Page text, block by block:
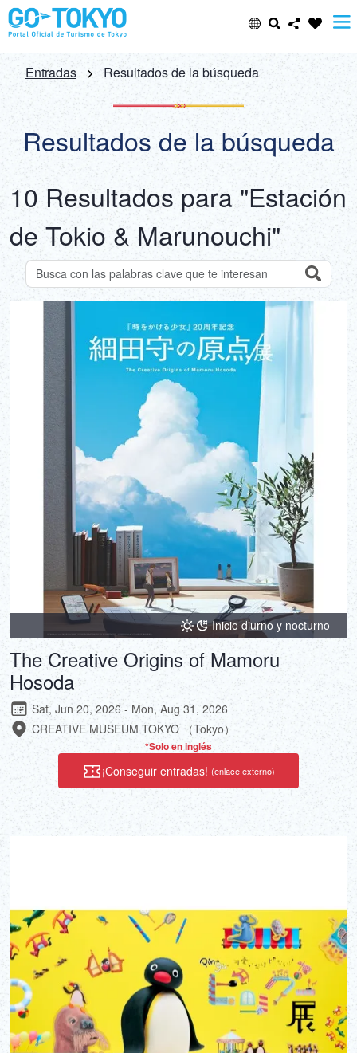
Select Language
日本語
ENGLISH
中文(简体)
中文(繁體/正體)
한글
ภาษาไทย
DEUTSCH
ESPAÑOL
FRANÇAIS
Share this page
Email
Copy URL
Entradas Resultados de la búsqueda
Resultados de la búsqueda
10 Resultados para "Estación
de Tokio & Marunouchi"
Buscar atracciones por palabra clave
Inicio diurno y nocturno
The Creative Origins of Mamoru
Hosoda
Sat, Jun 20, 2026 - Mon, Aug 31, 2026
CREATIVE MUSEUM TOKYO （Tokyo）
*Solo en inglés
¡Conseguir entradas! (enlace externo)